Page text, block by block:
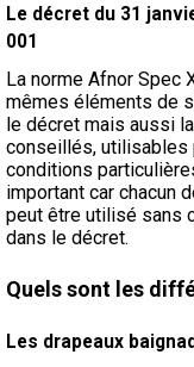
Le décret du 31
001
La norme Afnor Spec
mêmes éléments de
le décret mais aussi
conseillés, utilisables
conditions
important car chacun
peut être utilisé sans
dans le décret.
Quels sont les
Les drapeaux